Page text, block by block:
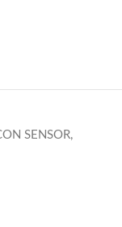
SENSOR,